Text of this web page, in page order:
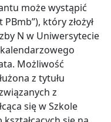
może wystąpić
który złożył
N w Uniwersytecie
Możliwość
z tytułu
z
się w Szkole